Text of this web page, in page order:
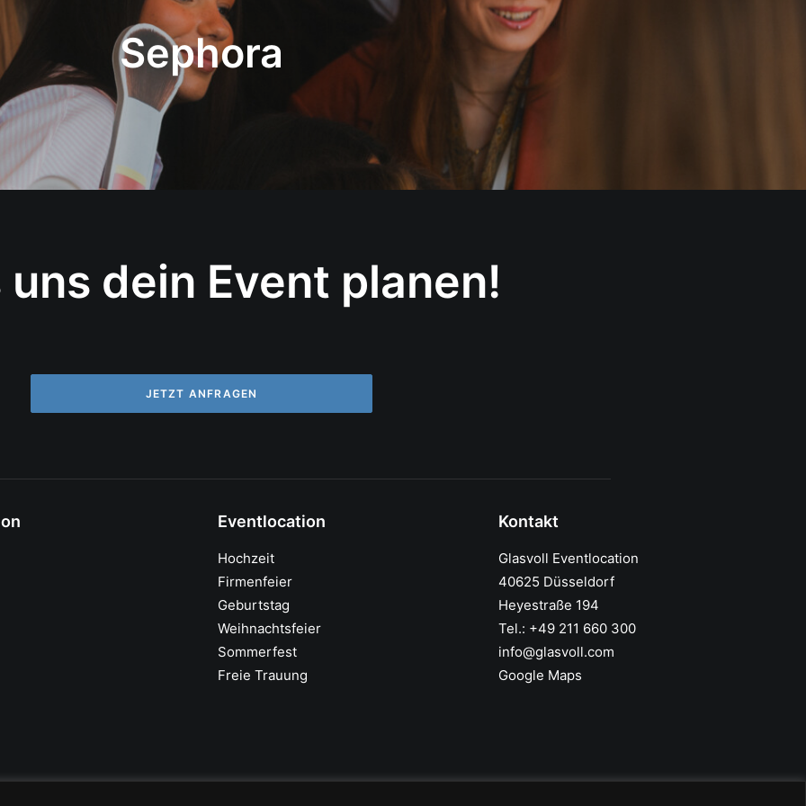
Sephora
uns dein Event planen!
JETZT ANFRAGEN
Eventlocation
Hochzeit
Firmenfeier
Geburtstag
Weihnachtsfeier
Sommerfest
Freie Trauung
Kontakt
Glasvoll Eventlocation
40625 Düsseldorf
Heyestraße 194
Tel.: +49 211 660 300
info@glasvoll.com
Google Maps